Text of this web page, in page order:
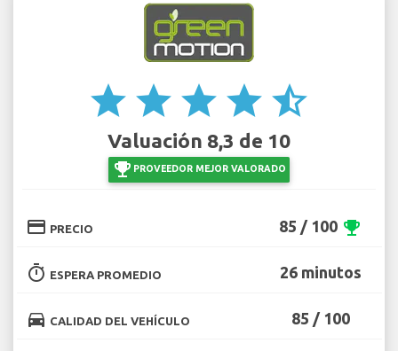
star star star star star_half
Valuación 8,3 de 10
emoji_events PROVEEDOR MEJOR VALORADO
credit_card PRECIO 85 / 100 emoji_events
timer ESPERA PROMEDIO 26 minutos
directions_car CALIDAD DEL VEHÍCULO 85 / 100